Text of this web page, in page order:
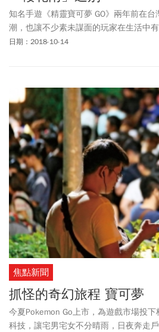
知名手遊《精靈寶可夢 GO》兩年前在
潮，也讓不少素未謀面的玩家在生活中
旬玩家「芳芳阿姨」，日前不敵癌症病
日期：2018-10-14
焦點新聞
抓怪的奇幻旅程 寶可夢
今夏Pokemon Go上市，為遊戲市場投
科技，讓宅男宅女不分晴雨，日夜奔走